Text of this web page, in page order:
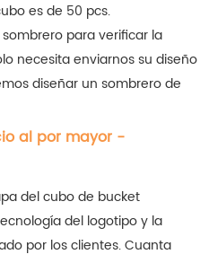
es de 50 pcs.
para verificar la
necesita enviarnos su diseño
diseñar un sombrero de
al por mayor -
del cubo de bucket
del logotipo y la
por los clientes. Cuanta